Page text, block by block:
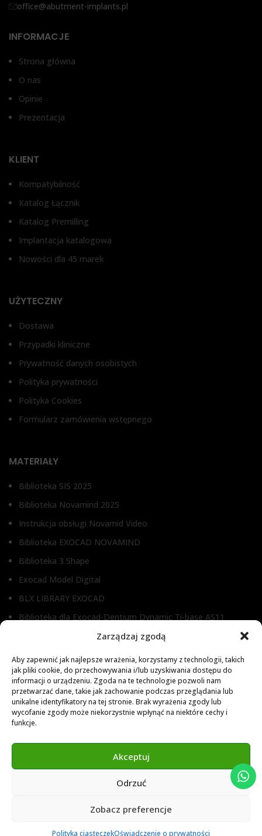
Zarządzaj zgodą
Aby zapewnić jak najlepsze wrażenia, korzystamy z technologii, takich
jak pliki cookie, do przechowywania i/lub uzyskiwania dostępu do
informacji o urządzeniu. Zgoda na te technologie pozwoli nam
przetwarzać dane, takie jak zachowanie podczas przeglądania lub
unikalne identyfikatory na tej stronie. Brak wyrażenia zgody lub
wycofanie zgody może niekorzystnie wpłynąć na niektóre cechy i
funkcje.
Akceptuj
Odrzuć
Zobacz preferencje
Polityka ciasteczekOświadczenie o prywatności
XIVE FRIALIT DENTSPLY®
office@abutment-implants.pl
INFORMACJE
Strona główna
O nas
Opinie
Prezentacja
KLIENT
Kompatybilność
Katalog Łącznik
Katalog Premilling
Implantacja katalogowa
Nowości dla 45 marek
UŻYTECZNY
Dostawa
Przypadki kliniczne
Prywatność danych osobistych
Polityka prywatności
Polityka Cookies
Formularz zamówienia wstępnego
MATERIAŁY
Biblioteka SIS 2025
Biblioteka Novamind 2025
Instrukcja obsługi Novamid Video
Biblioteka EXOCAD NOVAMIND
Biblioteka 3 Shape
Exocad Model Digital
BLX LIBRARY EXOCAD
Biblioteka dla Exocad-Dentium Dynamic Ti-base AS11
Biblioteka dla Dental Wings
Biblioteka dla Exocad
Exocad Novamaind library 3.2
3Shape 2024 Library
Exocad 2024 Library
Novamind bredent blueski 2025
© 2024 Abutment Implants PL. All rights reserved